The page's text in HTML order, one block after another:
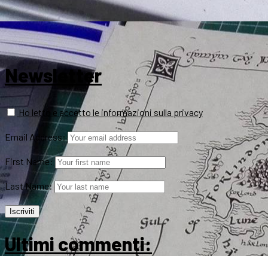
Newsletter
Ho letto e accetto le informazioni sulla privacy
Email Address:
First Name:
Last Name:
Ultimi commenti: